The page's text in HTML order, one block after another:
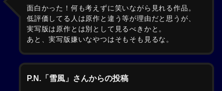
面白かった！何も考えずに笑いながら見れる作品。
低評価してる人は原作と違う等が理由だと思うが、
実写版は原作とは別として見るべきかと。
あと、実写版嫌いなやつはそもそも見るな。
P.N.「雪風」さんからの投稿